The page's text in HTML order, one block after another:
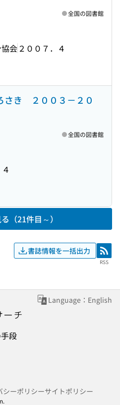
会 ２００７．４
全国の図書館
さき ２００３－２０
全国の図書館
（21件目～）
書誌情報を一括出力 RSS
RSS
Language：English
段
シーポリシーサイトポリシー